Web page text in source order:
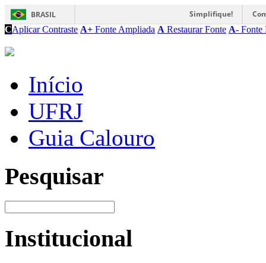
BRASIL Simplifique!
CAplicar Contraste A+ Fonte Ampliada A Restaurar Fonte A- Fonte
Início
UFRJ
Guia Calouro
Pesquisar
Institucional